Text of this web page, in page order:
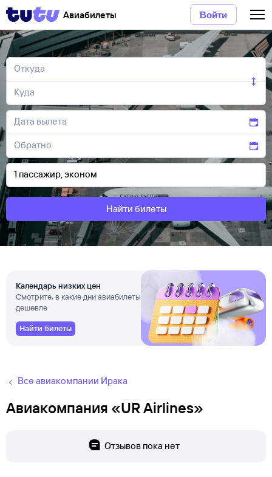
Авиабилеты Войти
Найти билеты
Календарь низких цен
Смотрите, в какие дни авиабилеты
дешевле
Найти билеты
Все авиакомпании Ирака
Авиакомпания «UR Airlines»
Отзывов пока нет